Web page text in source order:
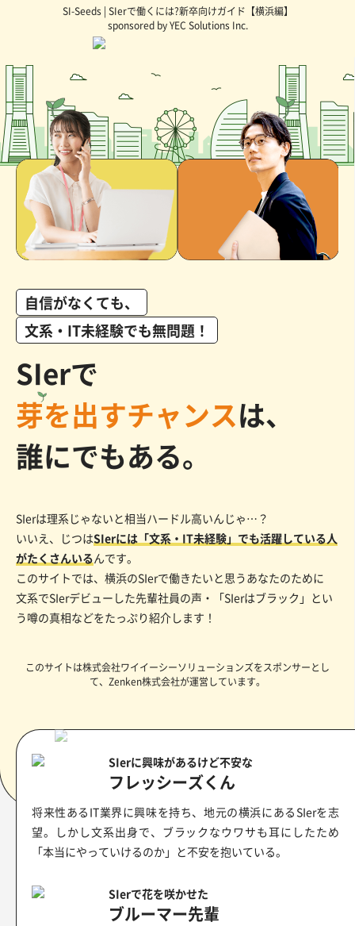
SI-Seeds | SIerで働くには?新卒向けガイド【横浜編】
sponsored by YEC Solutions Inc.
自信がなくても、
文系・IT未経験でも無問題！
SIerで
芽を出すチャンスは、
誰にでもある。
SIerは理系じゃないと相当ハードル高いんじゃ…？
いいえ、じつはSIerには「文系・IT未経験」でも活躍している人
がたくさんいるんです。
このサイトでは、 横浜のSIerで働きたいと思うあなたのために
文系でSIerデビューした先輩社員の声・「SIerはブラック」とい
う噂の真相などをたっぷり紹介します！
このサイトは株式会社ワイイーシーソリューションズをスポンサーとし
て、Zenken株式会社が運営しています。
SIerに興味があるけど不安な
フレッシーズくん
将来性あるIT業界に興味を持ち、地元の横浜にあるSIerを志
望。しかし文系出身で、ブラックなウワサも耳にしたため
「本当にやっていけるのか」と不安を抱いている。
SIerで花を咲かせた
ブルーマー先輩